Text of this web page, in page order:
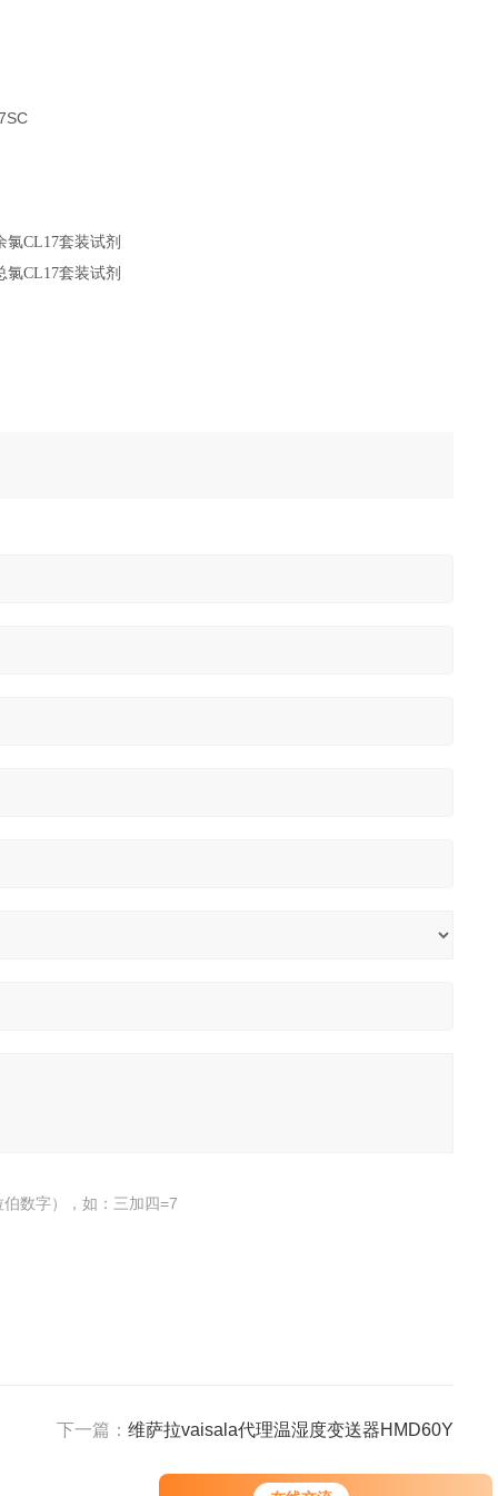
您好！欢迎前来咨询，很高兴为您
氯CL17套装试剂
氯CL17套装试剂
数字），如：三加四=7
下一篇： 维萨拉vaisala代理温湿度变送器HMD60Y